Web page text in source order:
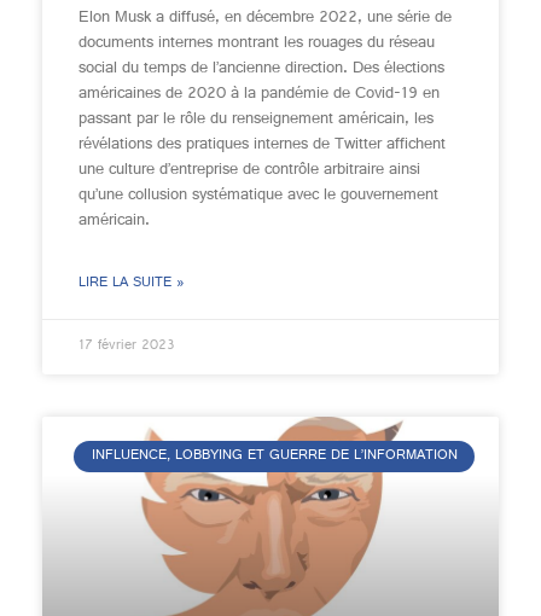
Elon Musk a diffusé, en décembre 2022, une série de
documents internes montrant les rouages du réseau
social du temps de l’ancienne direction. Des élections
américaines de 2020 à la pandémie de Covid-19 en
passant par le rôle du renseignement américain, les
révélations des pratiques internes de Twitter affichent
une culture d’entreprise de contrôle arbitraire ainsi
qu’une collusion systématique avec le gouvernement
américain.
LIRE LA SUITE »
17 février 2023
INFLUENCE, LOBBYING ET GUERRE DE L’INFORMATION